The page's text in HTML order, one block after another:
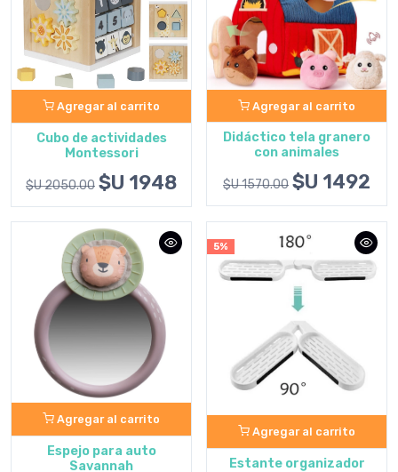
Agregar al carrito
Cubo de actividades
Montessori
$U 2050.00 $U 1948
Agregar al carrito
Didáctico tela granero
con animales
$U 1570.00 $U 1492
Agregar al carrito
Espejo para auto
Savannah
5%
Agregar al carrito
Estante organizador